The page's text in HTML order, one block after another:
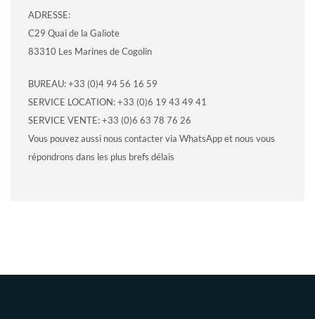
ADRESSE:
C29 Quai de la Galiote
83310 Les Marines de Cogolin
BUREAU: +33 (0)4 94 56 16 59
SERVICE LOCATION: +33 (0)6 19 43 49 41
SERVICE VENTE: +33 (0)6 63 78 76 26
Vous pouvez aussi nous contacter via WhatsApp et nous vous
répondrons dans les plus brefs délais